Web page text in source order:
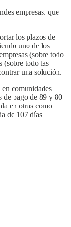
empresas, que
los plazos de
uno de los
(sobre todo
(sobre todo las
una solución.
comunidades
de pago de 89 y 80
en otras como
de 107 días.